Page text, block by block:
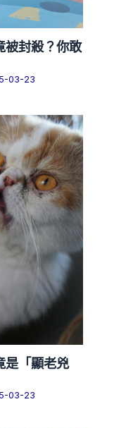
被封殺？你敢
03-23
是「顯老兇
03-23